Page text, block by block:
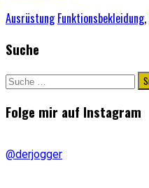
Ausrüstung Funktionsbekleidung,
Suche
Suche
nach:
Folge mir auf Instagram
@derjogger